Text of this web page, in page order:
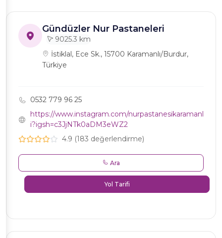
Gündüzler Nur Pastaneleri
9025.3 km
İstiklal, Ece Sk., 15700 Karamanlı/Burdur,
Türkiye
0532 779 96 25
https://www.instagram.com/nurpastanesikaramanl
i?igsh=c3JjNTk0aDM3eWZ2
4.9 (183 değerlendirme)
Ara
Yol Tarifi